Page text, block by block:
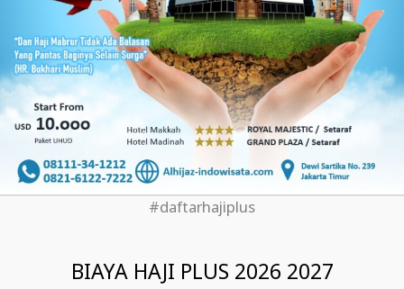
#daftarhajiplus
BIAYA HAJI PLUS 2026 2027